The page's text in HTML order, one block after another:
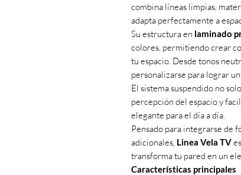
combina líneas limpias,
adapta perfectamente a
Su estructura en laminado
colores, permitiendo crear
tu espacio. Desde tonos
personalizarse para lograr
El sistema suspendido no
percepción del espacio y
elegante para el día a día.
Pensado para integrarse de
adicionales, Linea Vela TV
transforma tu pared en un
Características principales